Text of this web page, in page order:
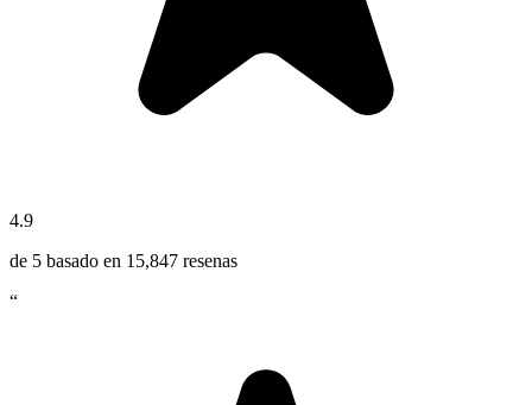
4.9
de 5 basado en 15,847 resenas
“